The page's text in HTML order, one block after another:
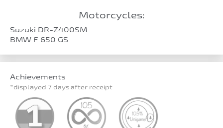
Motorcycles:
Suzuki DR-Z400SM
BMW F 650 GS
Achievements
*displayed 7 days after receipt